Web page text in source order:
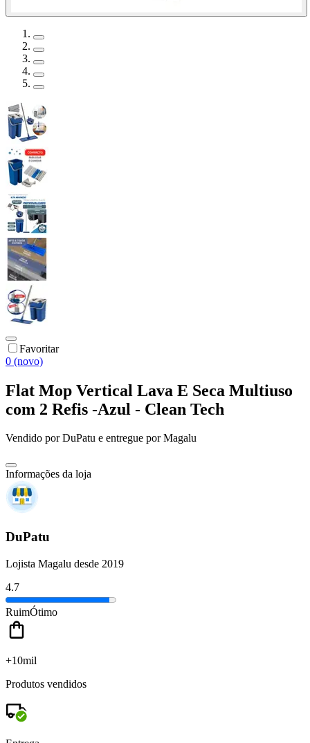
Favoritar
0 (novo)
Flat Mop Vertical Lava E Seca Multiuso
com 2 Refis -Azul - Clean Tech
Vendido porDuPatu e entregue por Magalu
Informações da loja
DuPatu
Lojista Magalu desde 2019
4.7
RuimÓtimo
+10mil
Produtos vendidos